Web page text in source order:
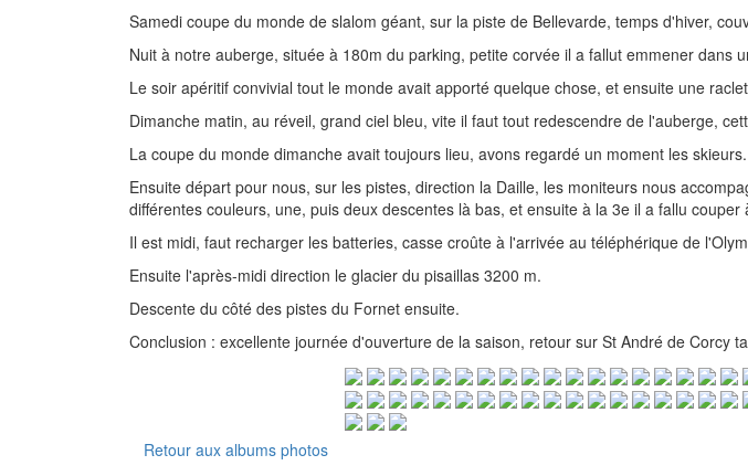
Samedi coupe du monde de slalom géant, sur la piste de Bellevarde, temps d'hiver,
Nuit à notre auberge, située à 180m du parking, petite corvée il a fallut emmener
Le soir apéritif convivial tout le monde avait apporté quelque chose, et ensuite une
Dimanche matin, au réveil, grand ciel bleu, vite il faut tout redescendre de l'auberge,
La coupe du monde dimanche avait toujours lieu, avons regardé un moment les skieurs.
Ensuite départ pour nous, sur les pistes, direction la Daille, les moniteurs nous
différentes couleurs, une, puis deux descentes là bas, et ensuite à la 3e il a fallu
Il est midi, faut recharger les batteries, casse croûte à l'arrivée au téléphérique de
Ensuite l'après-midi direction le glacier du pisaillas 3200 m.
Descente du côté des pistes du Fornet ensuite.
Conclusion : excellente journée d'ouverture de la saison, retour sur St André de Corcy
Retour aux albums photos